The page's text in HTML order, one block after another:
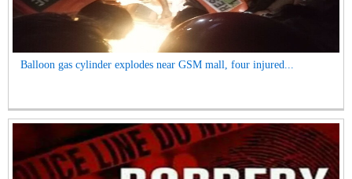
Balloon gas cylinder explodes near GSM mall, four injured...